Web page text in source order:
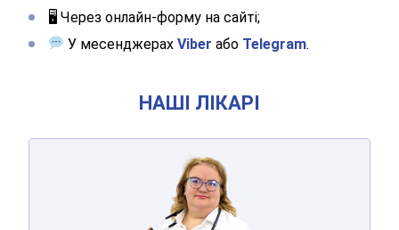
🖥 Через онлайн-форму на сайті;
У месенджерахViber або Telegram.
НАШІ ЛІКАРІ
БУРЕНЬКОВА